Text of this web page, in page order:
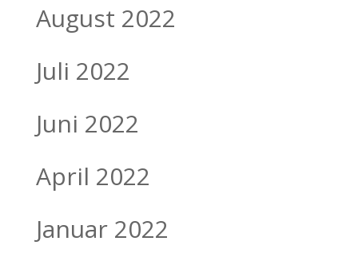
August 2022
Juli 2022
Juni 2022
April 2022
Januar 2022